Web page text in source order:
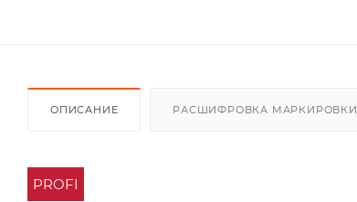
ОПИСАНИЕ РАСШИФРОВКА МАРКИРОВКИ
PROFI